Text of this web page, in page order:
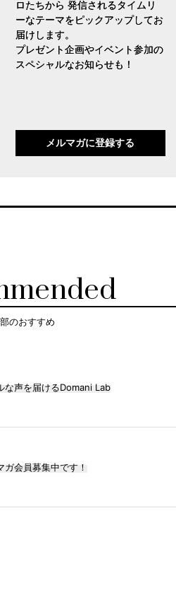
ロたちから 発信されるタイムリ
ーなテーマをピックアップしてお
届けします。
プレゼント企画やイベント参加の
スペシャルなお知らせも！
メルマガに登録する
のおすすめ
な声を届けるDomani Lab
ガ会員募集中です！